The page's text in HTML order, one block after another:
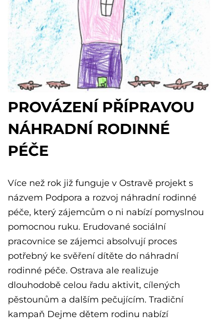
PROVÁZENÍ PŘÍPRAVOU
NÁHRADNÍ RODINNÉ
PÉČE
Více než rok již funguje v Ostravě projekt s
názvem Podpora a rozvoj náhradní rodinné
péče, který zájemcům o ni nabízí pomyslnou
pomocnou ruku. Erudované sociální
pracovnice se zájemci absolvují proces
potřebný ke svěření dítěte do náhradní
rodinné péče. Ostrava ale realizuje
dlouhodobě celou řadu aktivit, cílených
pěstounům a dalším pečujícím. Tradiční
kampaň Dejme dětem rodinu nabízí